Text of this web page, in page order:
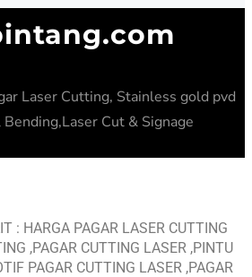
Laser Cutting, Stainless gold pvd
Cut & Signage
: HARGA PAGAR LASER CUTTING
,PAGAR CUTTING LASER ,PINTU
PAGAR CUTTING LASER ,PAGAR